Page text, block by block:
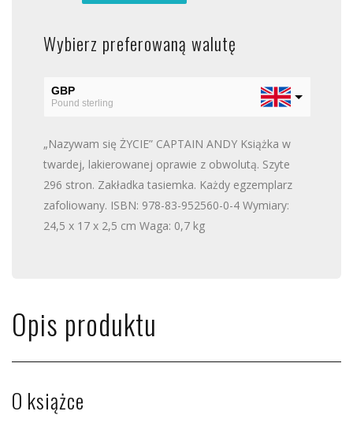
Wybierz preferowaną walutę
GBP
Pound sterling
Polski złoty
Euro
US dollar
„Nazywam się ŻYCIE” CAPTAIN ANDY Książka w
twardej, lakierowanej oprawie z obwolutą. Szyte
296 stron. Zakładka tasiemka. Każdy egzemplarz
zafoliowany. ISBN: 978-83-952560-0-4 Wymiary:
24,5 x 17 x 2,5 cm Waga: 0,7 kg
Opis produktu
O książce